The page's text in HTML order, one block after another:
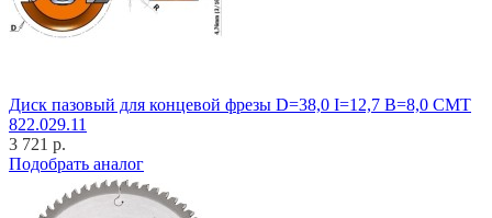
Диск пазовый для концевой фрезы D=38,0 I=12,7 B=8,0 CMT
822.029.11
3 721 р.
Подобрать аналог